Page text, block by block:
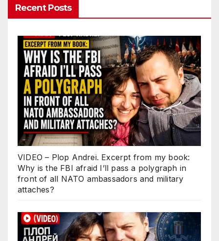
Recent Posts
VIDEO – Plop Andrei. Excerpt from my book:
Why is the FBI afraid I’ll pass a polygraph in
front of all NATO ambassadors and military
attaches?